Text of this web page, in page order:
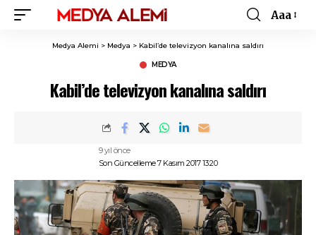
Font
Aaa
Medya Alemi > Medya > Kabil’de televizyon kanalına saldırı
MEDYA
Kabil’de televizyon kanalına saldırı
Son Güncelleme 7 Kasım 2017 13:20
9 yıl önce